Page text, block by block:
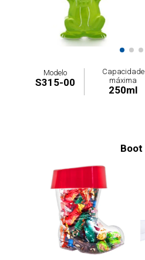
Modelo
S315-00
Capacidade
máxima
250ml
Boot